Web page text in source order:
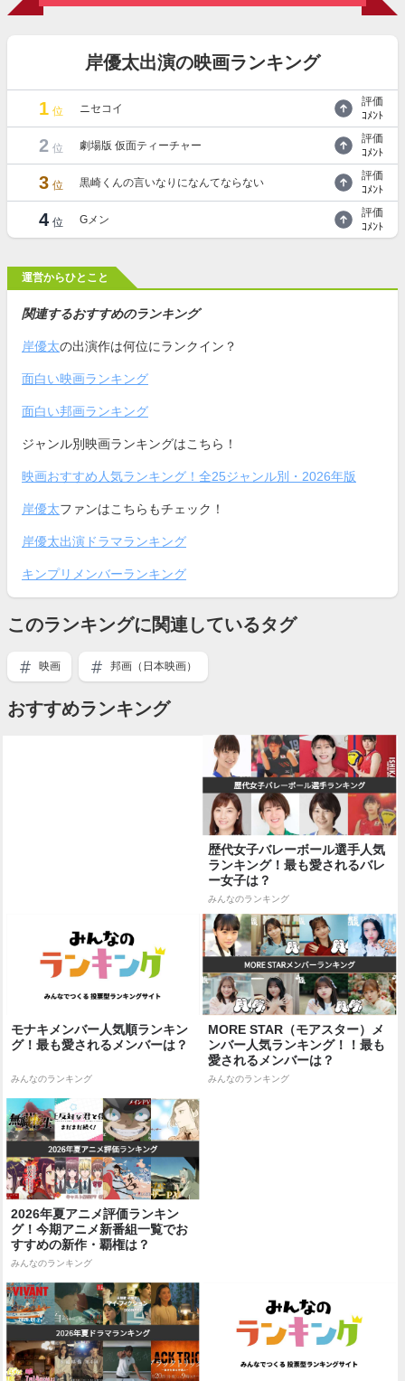
岸優太出演の映画ランキング
1 位 ニセコイ
評価
ｺﾒﾝﾄ
2 位 劇場版 仮面ティーチャー
評価
ｺﾒﾝﾄ
3 位 黒崎くんの言いなりになんてならない
評価
ｺﾒﾝﾄ
4 位 Gメン
評価
ｺﾒﾝﾄ
運営からひとこと
関連するおすすめのランキング
岸優太の出演作は何位にランクイン？
面白い映画ランキング
面白い邦画ランキング
ジャンル別映画ランキングはこちら！
映画おすすめ人気ランキング！全25ジャンル別・2026年版
岸優太ファンはこちらもチェック！
岸優太出演ドラマランキング
キンプリメンバーランキング
このランキングに関連しているタグ
映画 邦画（日本映画）
おすすめランキング
歴代女子バレーボール選手人気
ランキング！最も愛されるバレ
ー女子は？
みんなのランキング
モナキメンバー人気順ランキン
グ！最も愛されるメンバーは？
みんなのランキング
MORE STAR（モアスター）メ
ンバー人気ランキング！！最も
愛されるメンバーは？
みんなのランキング
2026年夏アニメ評価ランキン
グ！今期アニメ新番組一覧でお
すすめの新作・覇権は？
みんなのランキング